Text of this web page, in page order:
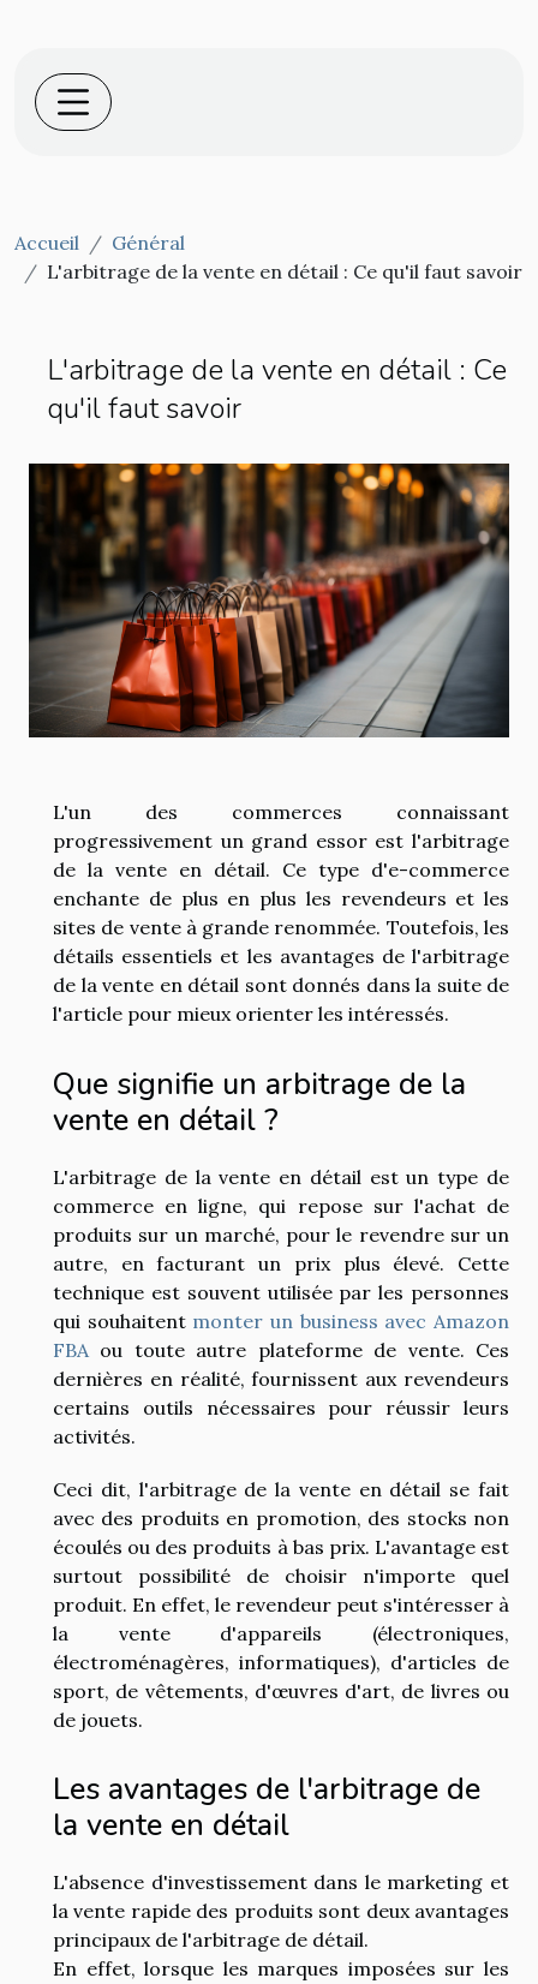
Accueil
Général
L'arbitrage de la vente en détail : Ce qu'il faut savoir
L'arbitrage de la vente en détail : Ce
qu'il faut savoir
L'un des commerces connaissant
progressivement un grand essor est l'arbitrage
de la vente en détail. Ce type d'e-commerce
enchante de plus en plus les revendeurs et les
sites de vente à grande renommée. Toutefois, les
détails essentiels et les avantages de l'arbitrage
de la vente en détail sont donnés dans la suite de
l'article pour mieux orienter les intéressés.
Que signifie un arbitrage de la
vente en détail ?
L'arbitrage de la vente en détail est un type de
commerce en ligne, qui repose sur l'achat de
produits sur un marché, pour le revendre sur un
autre, en facturant un prix plus élevé. Cette
technique est souvent utilisée par les personnes
qui souhaitent monter un business avec Amazon
FBA ou toute autre plateforme de vente. Ces
dernières en réalité, fournissent aux revendeurs
certains outils nécessaires pour réussir leurs
activités.
Ceci dit, l'arbitrage de la vente en détail se fait
avec des produits en promotion, des stocks non
écoulés ou des produits à bas prix. L'avantage est
surtout possibilité de choisir n'importe quel
produit. En effet, le revendeur peut s'intéresser à
la vente d'appareils (électroniques,
électroménagères, informatiques), d'articles de
sport, de vêtements, d'œuvres d'art, de livres ou
de jouets.
Les avantages de l'arbitrage de
la vente en détail
L'absence d'investissement dans le marketing et
la vente rapide des produits sont deux avantages
principaux de l'arbitrage de détail.
En effet, lorsque les marques imposées sur les